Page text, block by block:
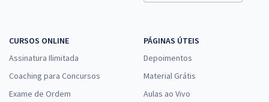
CURSOS ONLINE
Assinatura Ilimitada
Coaching para Concursos
Exame de Ordem
PÁGINAS ÚTEIS
Depoimentos
Material Grátis
Aulas ao Vivo